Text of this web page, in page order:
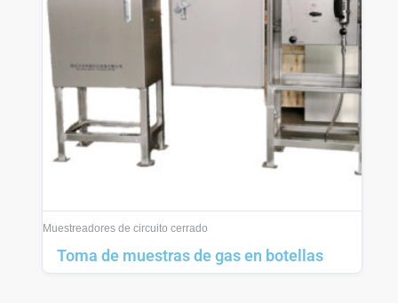
Muestreadores de circuito cerrado
Toma de muestras de gas en botellas